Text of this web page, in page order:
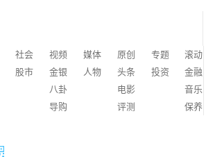
社会 视频 媒体 原创 专题
滚动
股市 金银 人物 头条 投资
金融
八卦 电影
音乐
导购 评测
保养